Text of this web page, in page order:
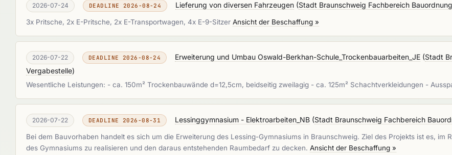
2026-07-24 DEADLINE 2026-08-24 Lieferung von diversen Fahrzeugen (Stadt Braunschweig Fachbereich
3x Pritsche, 2x E-Pritsche, 2x E-Transportwagen, 4x E-9-Sitzer Ansicht der Beschaffung »
2026-07-22 DEADLINE 2026-08-24 Erweiterung und Umbau Oswald-Berkhan-Schule_Trockenbauarbeiten_JE (Stadt
Vergabestelle)
Wesentliche Leistungen: - ca. 150m² Trockenbauwände d=12,5cm, beidseitig zweilagig - ca. 125m² Schachtverkleidungen -
2026-07-22 DEADLINE 2026-08-31 Lessinggymnasium - Elektroarbeiten_NB (Stadt Braunschweig Fachbereich
Bei dem Bauvorhaben handelt es sich um die Erweiterung des Lessing-Gymnasiums in Braunschweig. Ziel des Projekts ist es, im
des Gymnasiums zu realisieren und den daraus entstehenden Raumbedarf zu decken. Ansicht der Beschaffung »